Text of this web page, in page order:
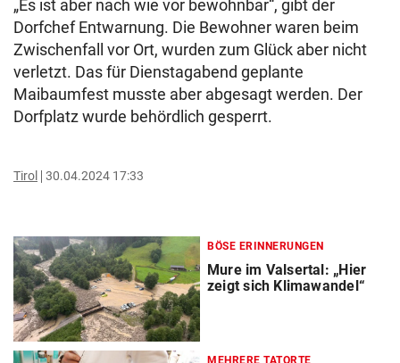
„Es ist aber nach wie vor bewohnbar“, gibt der
Dorfchef Entwarnung. Die Bewohner waren beim
Zwischenfall vor Ort, wurden zum Glück aber nicht
verletzt. Das für Dienstagabend geplante
Maibaumfest musste aber abgesagt werden. Der
Dorfplatz wurde behördlich gesperrt.
Tirol 30.04.2024 17:33
BÖSE ERINNERUNGEN
Mure im Valsertal: „Hier
zeigt sich Klimawandel“